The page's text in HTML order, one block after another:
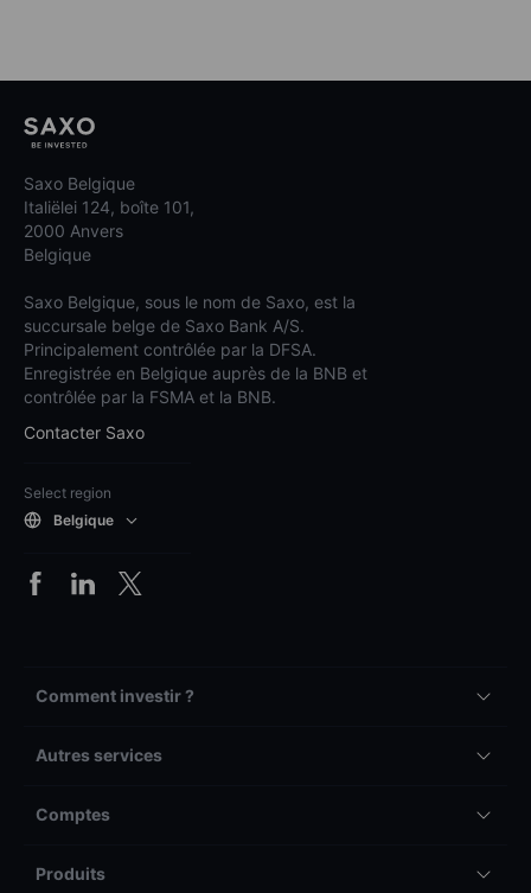
Saxo Belgique
Italiëlei 124, boîte 101,
2000 Anvers
Belgique
Saxo Belgique, sous le nom de Saxo, est la
succursale belge de Saxo Bank A/S.
Principalement contrôlée par la DFSA.
Enregistrée en Belgique auprès de la BNB et
contrôlée par la FSMA et la BNB.
Contacter Saxo
Select region
Belgique
Comment investir ?
Autres services
Comptes
Produits